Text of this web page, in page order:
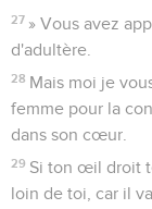
27 » Vous avez
d'adultère.
28 Mais moi je
femme pour la
dans son cœur.
29 Si ton œil droit
loin de toi, car il